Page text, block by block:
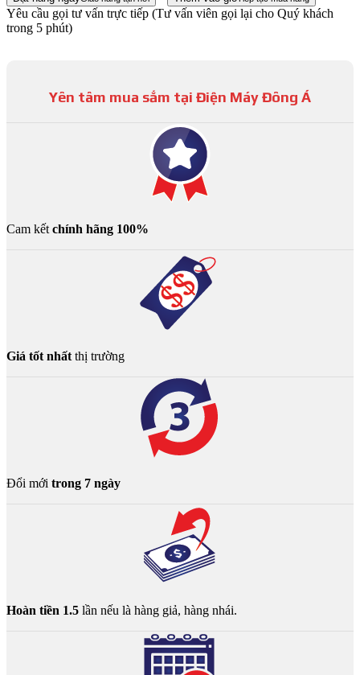
Yêu cầu gọi tư vấn trực tiếp (Tư vấn viên gọi lại cho Quý khách
trong 5 phút)
Yên tâm mua sắm tại Điện Máy Đông Á
Cam kết chính hãng 100%
Giá tốt nhất thị trường
Đổi mới trong 7 ngày
Hoàn tiền 1.5 lần nếu là hàng giả, hàng nhái.